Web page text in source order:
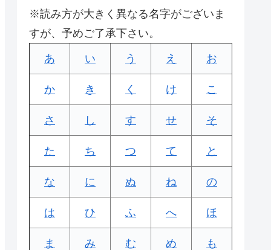
※読み方が大きく異なる名字がございま
すが、予めご了承下さい。
あ い う え お
か き く け こ
さ し す せ そ
た ち つ て と
な に ぬ ね の
は ひ ふ へ ほ
ま み む め も